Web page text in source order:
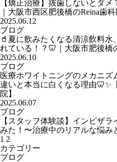
【矯正治療】抜歯しないとダ
｜大阪市西区肥後橋のReina歯
2025.06.12
ブログ
🥤夏に飲みたくなる清涼飲料
れている！？🦷｜大阪市肥後橋
2025.06.10
ブログ
医療ホワイトニングのメカニ
違いと本当に白くなる理由🦷✨
院】
2025.06.07
ブログ
【スタッフ体験談】インビザ
みた！〜治療中のリアルな悩み
1 2
カテゴリー
ブログ